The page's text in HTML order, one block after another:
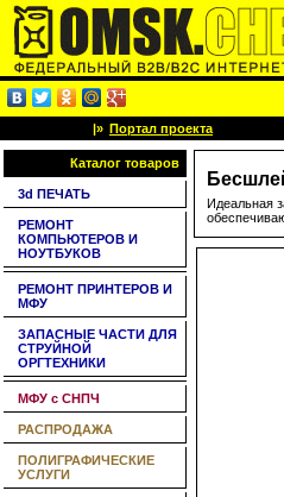
|» Портал проекта
Каталог товаров
3d ПЕЧАТЬ
РЕМОНТ
КОМПЬЮТЕРОВ И
НОУТБУКОВ
РЕМОНТ ПРИНТЕРОВ И
МФУ
ЗАПАСНЫЕ ЧАСТИ ДЛЯ
СТРУЙНОЙ
ОРГТЕХНИКИ
МФУ с СНПЧ
РАСПРОДАЖА
ПОЛИГРАФИЧЕСКИЕ
УСЛУГИ
Идеальная